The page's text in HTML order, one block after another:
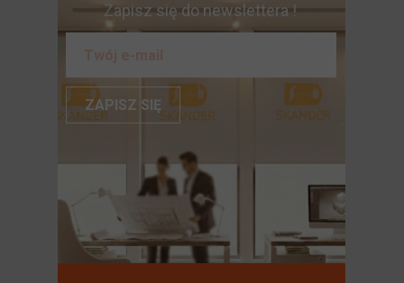
Zapisz się do newslettera !
ZAPISZ SIĘ